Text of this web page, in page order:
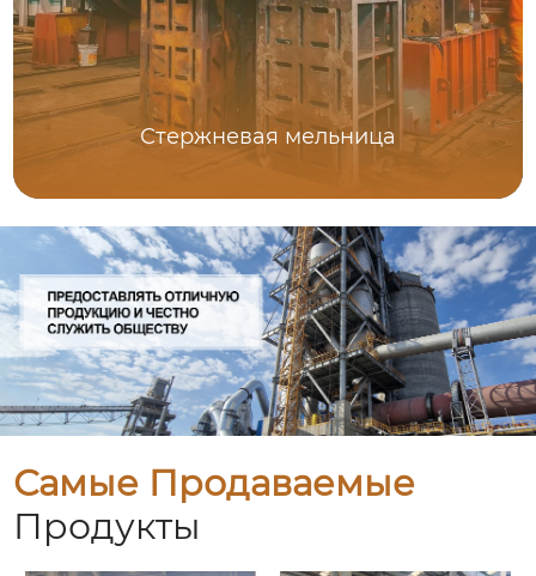
Стержневая мельница
Самые Продаваемые
Продукты